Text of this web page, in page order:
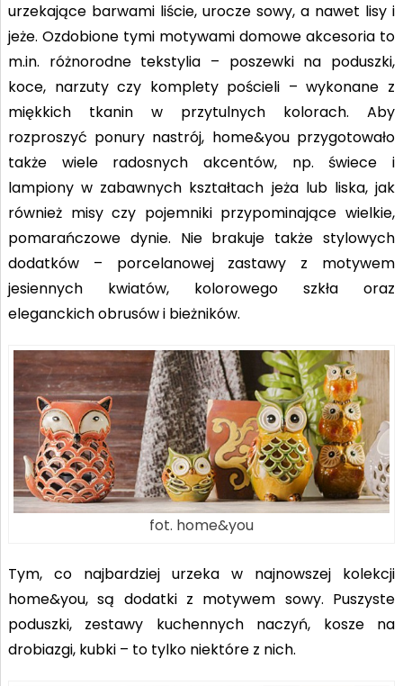
urzekające barwami liście, urocze sowy, a nawet lisy i
jeże. Ozdobione tymi motywami domowe akcesoria to
m.in. różnorodne tekstylia – poszewki na poduszki,
koce, narzuty czy komplety pościeli – wykonane z
miękkich tkanin w przytulnych kolorach. Aby
rozproszyć ponury nastrój, home&you przygotowało
także wiele radosnych akcentów, np. świece i
lampiony w zabawnych kształtach jeża lub liska, jak
również misy czy pojemniki przypominające wielkie,
pomarańczowe dynie. Nie brakuje także stylowych
dodatków – porcelanowej zastawy z motywem
jesiennych kwiatów, kolorowego szkła oraz
eleganckich obrusów i bieżników.
fot. home&you
Tym, co najbardziej urzeka w najnowszej kolekcji
home&you, są dodatki z motywem sowy. Puszyste
poduszki, zestawy kuchennych naczyń, kosze na
drobiazgi, kubki – to tylko niektóre z nich.